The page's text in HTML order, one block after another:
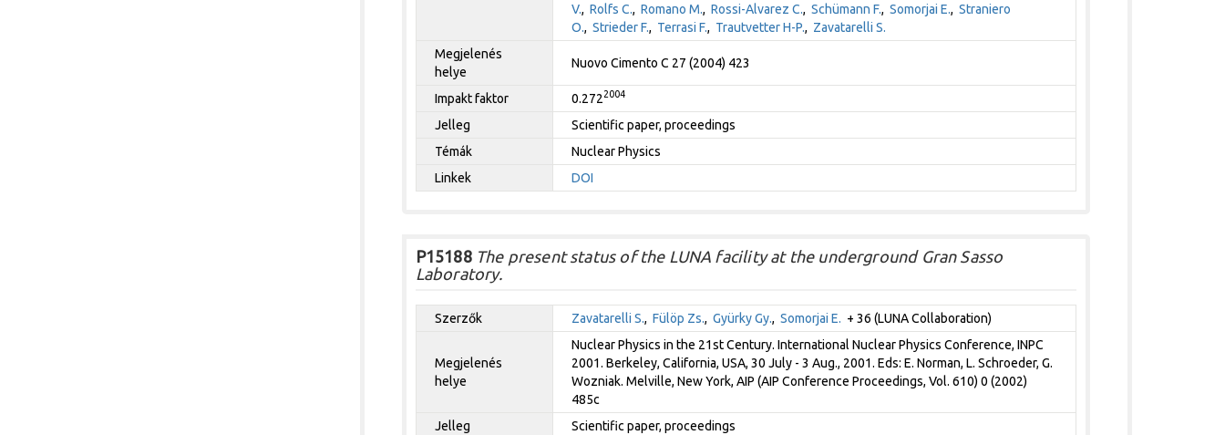
V., Rolfs C., Romano M., Rossi-Alvarez C., Schümann F., Somorjai E., Straniero
O., Strieder F., Terrasi F., Trautvetter H-P., Zavatarelli S.
Megjelenés
helye
Nuovo Cimento C 27 (2004) 423
Impakt faktor 0.2722004
Jelleg
Scientific paper, proceedings
Témák
Nuclear Physics
Linkek
DOI
P15188The present status of the LUNA facility at the underground Gran Sasso
Laboratory.
Szerzők Zavatarelli S., Fülöp Zs., Gyürky Gy., Somorjai E. + 36 (LUNA Collaboration)
Megjelenés
helye
Nuclear Physics in the 21st Century. International Nuclear Physics Conference, INPC
2001. Berkeley, California, USA, 30 July - 3 Aug., 2001. Eds: E. Norman, L. Schroeder, G.
Wozniak. Melville, New York, AIP (AIP Conference Proceedings, Vol. 610) 0 (2002)
485c
Jelleg
Scientific paper, proceedings